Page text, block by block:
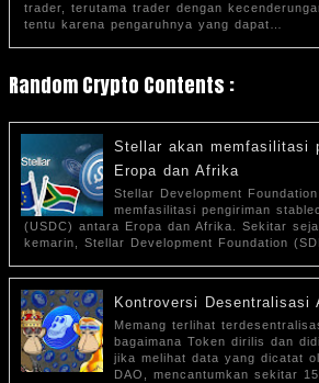
trader, terutama trader dengan
tentu karena pengaruhnya yang dapat…
Random Crypto Contents :
Stellar akan memfasilitasi
Eropa dan Afrika
Stellar Development
memfasilitasi pengiriman
(USDC) antara Eropa dan Afrika. Sekitar
kemarin, Stellar Development Foundation
Kontroversi Desentralisasi
Memang terlihat
bagaimana Token dirilis dan
jika melihat data yang dicatat
DAO, mencantumkan sekitar